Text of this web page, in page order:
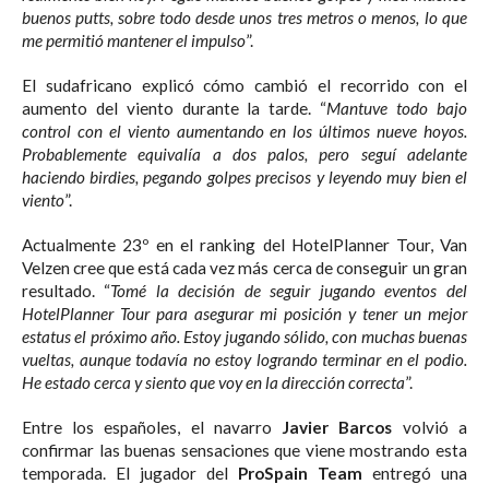
buenos putts, sobre todo desde unos tres metros o menos, lo que
me permitió mantener el impulso”.
El sudafricano explicó cómo cambió el recorrido con el
aumento del viento durante la tarde. “Mantuve todo bajo
control con el viento aumentando en los últimos nueve hoyos.
Probablemente equivalía a dos palos, pero seguí adelante
haciendo birdies, pegando golpes precisos y leyendo muy bien el
viento”.
Actualmente 23º en el ranking del HotelPlanner Tour, Van
Velzen cree que está cada vez más cerca de conseguir un gran
resultado. “Tomé la decisión de seguir jugando eventos del
HotelPlanner Tour para asegurar mi posición y tener un mejor
estatus el próximo año. Estoy jugando sólido, con muchas buenas
vueltas, aunque todavía no estoy logrando terminar en el podio.
He estado cerca y siento que voy en la dirección correcta”.
Entre los españoles, el navarro Javier Barcos volvió a
confirmar las buenas sensaciones que viene mostrando esta
temporada. El jugador del ProSpain Team entregó una